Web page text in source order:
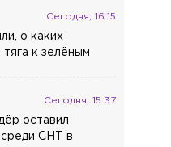
Сегодня, 16:15
о каких
к зелёным
Сегодня, 15:37
оставил
СНТ в